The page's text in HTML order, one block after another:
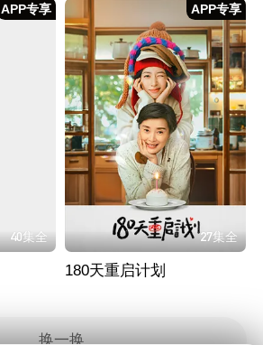
APP专享
40集全
APP专享
27集全
180天重启计划
换一换